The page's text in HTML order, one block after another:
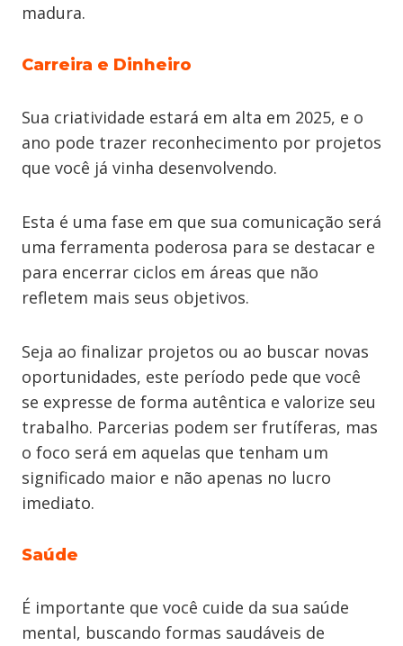
madura.
Carreira e Dinheiro
Sua criatividade estará em alta em 2025, e o
ano pode trazer reconhecimento por projetos
que você já vinha desenvolvendo.
Esta é uma fase em que sua comunicação será
uma ferramenta poderosa para se destacar e
para encerrar ciclos em áreas que não
refletem mais seus objetivos.
Seja ao finalizar projetos ou ao buscar novas
oportunidades, este período pede que você
se expresse de forma autêntica e valorize seu
trabalho. Parcerias podem ser frutíferas, mas
o foco será em aquelas que tenham um
significado maior e não apenas no lucro
imediato.
Saúde
É importante que você cuide da sua saúde
mental, buscando formas saudáveis de